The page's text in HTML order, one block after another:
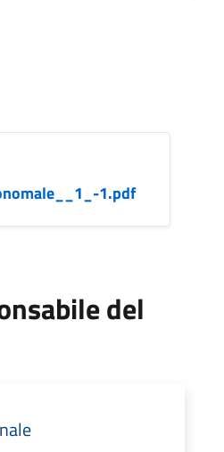
1.pdf
del